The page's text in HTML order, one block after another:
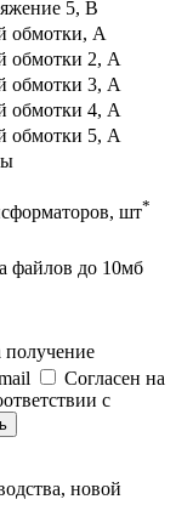
5, В
обмотки, А
обмотки 2, А
обмотки 3, А
обмотки 4, А
обмотки 5, А
шт*
файлов до 10мб
получение
Согласен на
с
новой